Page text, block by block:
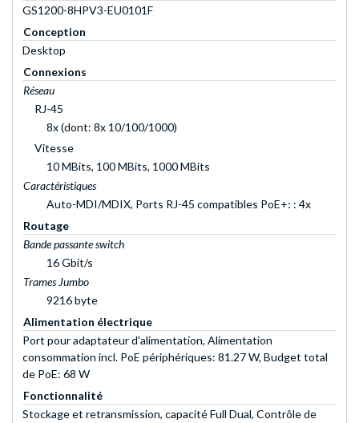
GS1200-8HPV3-EU0101F
Conception
Desktop
Connexions
Réseau
RJ-45
8x (dont: 8x 10/100/1000)
Vitesse
10 MBits, 100 MBits, 1000 MBits
Caractéristiques
Auto-MDI/MDIX, Ports RJ-45 compatibles PoE+: : 4x
Routage
Bande passante switch
16 Gbit/s
Trames Jumbo
9216 byte
Alimentation électrique
Port pour adaptateur d'alimentation, Alimentation
consommation incl. PoE périphériques: 81.27 W, Budget total
de PoE: 68 W
Fonctionnalité
Stockage et retransmission, capacité Full Dual, Contrôle de